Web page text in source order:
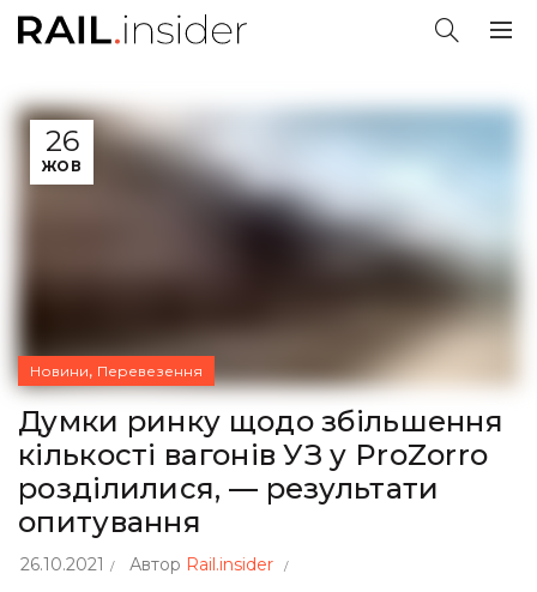
26
ЖОВ
Новини, Перевезення
Думки ринку щодо збільшення
кількості вагонів УЗ у ProZorro
розділилися, — результати
опитування
26.10.2021 Автор Rail.insider